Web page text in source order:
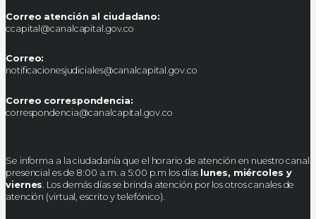
Correo atención al ciudadano:
ccapital@canalcapital.gov.co
Correo:
notificacionesjudiciales@canalcapital.gov.co
Correo correspondencia:
correspondencia@canalcapital.gov.co
Se informa a la ciudadanía que el horario de atención en nuestro canal
presencial es de 8:00 a.m. a 5:00 p.m los días lunes, miércoles y
viernes. Los demás días se brinda atención por los otros canales de
atención (virtual, escrito y telefónico).